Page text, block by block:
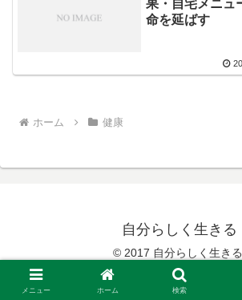
果・自宅メニュ
命を延ばす
ホーム 健康
自分らしく生きる
© 2017 自分らしく生きる.
メニュー ホーム 検索